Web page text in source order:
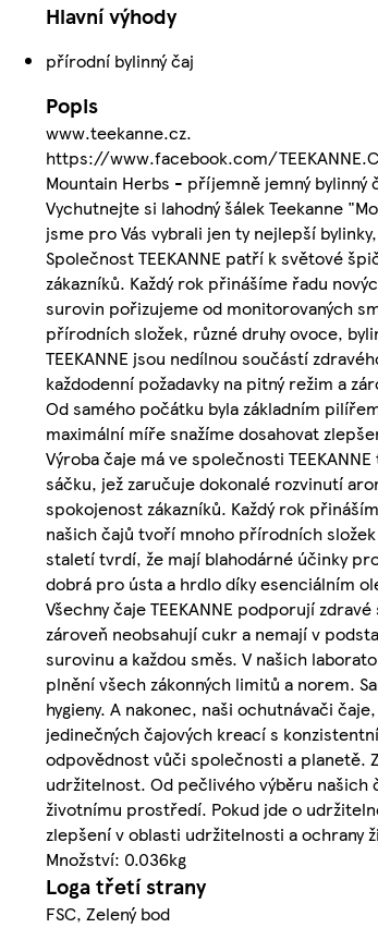
Hlavní výhody
přírodní bylinný čaj
Popis
www.teekanne.cz.
https://www.facebook.com/
Mountain Herbs - příjemně jemný bylinný
Vychutnejte si lahodný šálek Teekanne
jsme pro Vás vybrali jen ty nejlepší
Společnost TEEKANNE patří k světové
zákazníků. Každý rok přinášíme řadu
surovin pořizujeme od monitorovaných
přírodních složek, různé druhy ovoce,
TEEKANNE jsou nedílnou součástí
každodenní požadavky na pitný režim a
Od samého počátku byla základním
maximální míře snažíme dosahovat
Výroba čaje má ve společnosti
sáčku, jež zaručuje dokonalé rozvinutí
spokojenost zákazníků. Každý rok
našich čajů tvoří mnoho přírodních
staletí tvrdí, že mají blahodárné účinky
dobrá pro ústa a hrdlo díky esenciálním
Všechny čaje TEEKANNE podporují
zároveň neobsahují cukr a nemají v
surovinu a každou směs. V našich
plnění všech zákonných limitů a norem.
hygieny. A nakonec, naši ochutnávači
jedinečných čajových kreací s
odpovědnost vůči společnosti a planetě.
udržitelnost. Od pečlivého výběru našich
životnímu prostředí. Pokud jde o
zlepšení v oblasti udržitelnosti a ochrany
Množství: 0.036kg
Loga třetí strany
FSC, Zelený bod